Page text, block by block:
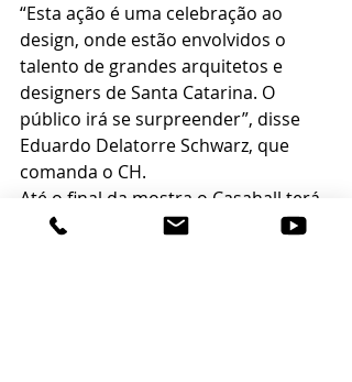
“Esta ação é uma celebração ao
design, onde estão envolvidos o
talento de grandes arquitetos e
designers de Santa Catarina. O
público irá se surpreender”, disse
Eduardo Delatorre Schwarz, que
comanda o CH.
Até o final da mostra o Casahall terá
uma programação especial,